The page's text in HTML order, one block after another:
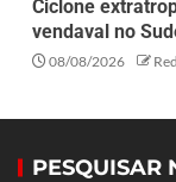
Ciclone
vendaval no
08/08/2026
PESQUISAR